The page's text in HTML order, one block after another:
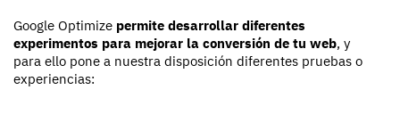
Google Optimize permite desarrollar diferentes
experimentos para mejorar la conversión de tu web, y
para ello pone a nuestra disposición diferentes pruebas o
experiencias: